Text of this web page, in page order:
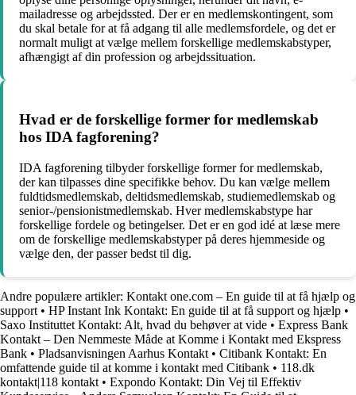
mailadresse og arbejdssted. Der er en medlemskontingent, som
du skal betale for at få adgang til alle medlemsfordele, og det er
normalt muligt at vælge mellem forskellige medlemskabstyper,
afhængigt af din profession og arbejdssituation.
Hvad er de forskellige former for medlemskab
hos IDA fagforening?
IDA fagforening tilbyder forskellige former for medlemskab,
der kan tilpasses dine specifikke behov. Du kan vælge mellem
fuldtidsmedlemskab, deltidsmedlemskab, studiemedlemskab og
senior-/pensionistmedlemskab. Hver medlemskabstype har
forskellige fordele og betingelser. Det er en god idé at læse mere
om de forskellige medlemskabstyper på deres hjemmeside og
vælge den, der passer bedst til dig.
Andre populære artikler: Kontakt one.com – En guide til at få hjælp og
support • HP Instant Ink Kontakt: En guide til at få support og hjælp •
Saxo Instituttet Kontakt: Alt, hvad du behøver at vide • Express Bank
Kontakt – Den Nemmeste Måde at Komme i Kontakt med Ekspress
Bank • Pladsanvisningen Aarhus Kontakt • Citibank Kontakt: En
omfattende guide til at komme i kontakt med Citibank • 118.dk
kontakt|118 kontakt • Expondo Kontakt: Din Vej til Effektiv